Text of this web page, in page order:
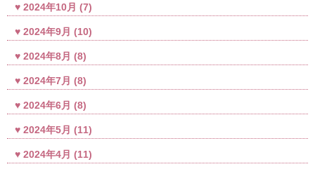
2024年10月 (7)
2024年9月 (10)
2024年8月 (8)
2024年7月 (8)
2024年6月 (8)
2024年5月 (11)
2024年4月 (11)